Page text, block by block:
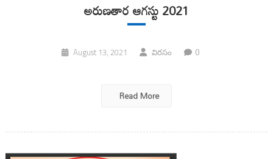
అరుణతార ఆగస్టు 2021
August 13, 2021 విరసం 0
Read More